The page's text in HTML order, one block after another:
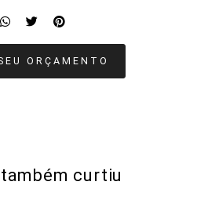
ORÇAMENTO
curtiu